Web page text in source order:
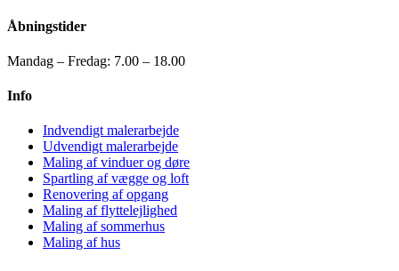
Åbningstider
Mandag – Fredag: 7.00 – 18.00
Info
Indvendigt malerarbejde
Udvendigt malerarbejde
Maling af vinduer og døre
Spartling af vægge og loft
Renovering af opgang
Maling af flyttelejlighed
Maling af sommerhus
Maling af hus